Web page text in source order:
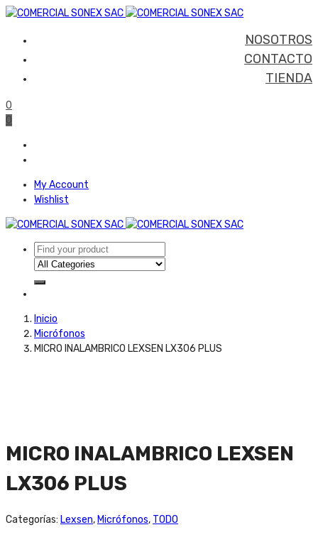
NOSOTROS
CONTACTO
TIENDA
0
0
My Account
Wishlist
Inicio
Micrófonos
MICRO INALAMBRICO LEXSEN LX306 PLUS
MICRO INALAMBRICO LEXSEN
LX306 PLUS
Categorías: Lexsen, Micrófonos, TODO